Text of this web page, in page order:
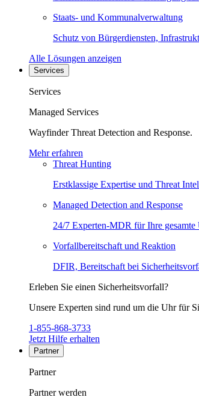
Staats- und Kommunalverwaltung
Schutz von Bürgerdiensten,
Alle Lösungen anzeigen
Services
Services
Managed Services
Wayfinder Threat Detection and Response.
Mehr erfahren
Threat Hunting
Erstklassige Expertise und Threat
Managed Detection and Response
24/7 Experten-MDR für Ihre gesamte
Vorfallbereitschaft und Reaktion
DFIR, Bereitschaft bei
Erleben Sie einen Sicherheitsvorfall?
Unsere Experten sind rund um die Uhr für
1-855-868-3733
Jetzt Hilfe erhalten
Partner
Partner
Partner werden